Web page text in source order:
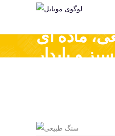
ماده ای
سبز و پایدار